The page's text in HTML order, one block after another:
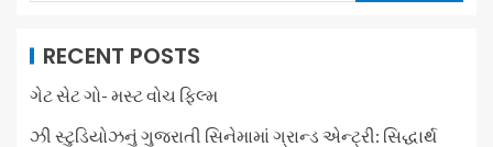
RECENT POSTS
ગેટ સેટ ગો- મસ્ટ વોચ ફિલ્મ
ઝી સ્ટુડિયોઝનું ગુજરાતી સિનેમામાં ગ્રાન્ડ એન્ટ્રી: સિદ્ધાર્થ